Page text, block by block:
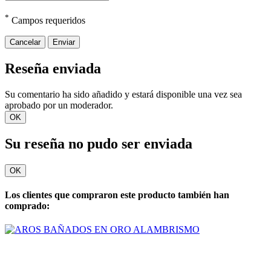
* Campos requeridos
Cancelar Enviar
Reseña enviada
Su comentario ha sido añadido y estará disponible una vez sea
aprobado por un moderador.
OK
Su reseña no pudo ser enviada
OK
Los clientes que compraron este producto también han
comprado: